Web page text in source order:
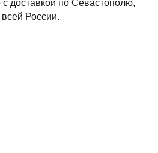
с доставкой по Севастополю,
России.